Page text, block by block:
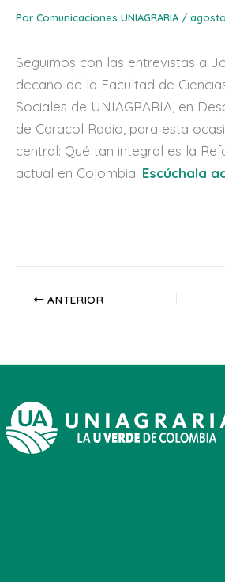
Por Comunicaciones UNIAGRARIA /
Seguimos con las entrevistas a
decano de la Facultad de
Sociales de UNIAGRARIA, en
de Caracol Radio, para esta
central: Qué tan integral es la
actual en Colombia. Escúchala
ANTERIOR